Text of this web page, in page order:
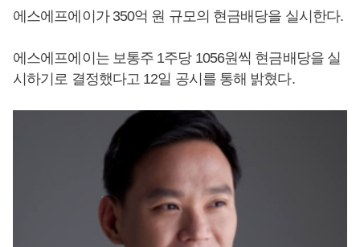
에스에프에이가 350억 원 규모의 현금배당을 실시한다.
에스에프에이는 보통주 1주당 1056원씩 현금배당을 실
시하기로 결정했다고 12일 공시를 통해 밝혔다.